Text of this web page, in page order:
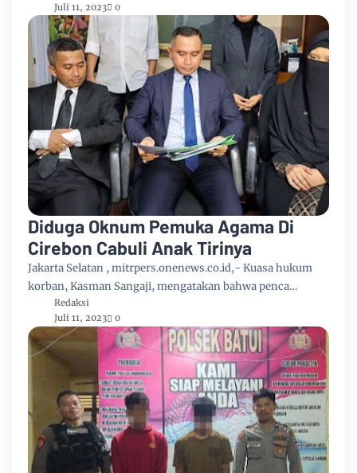
Juli 11, 2023
0
Diduga Oknum Pemuka Agama Di
Cirebon Cabuli Anak Tirinya
Jakarta Selatan , mitrpers.onenews.co.id,- Kuasa hukum
korban, Kasman Sangaji, mengatakan bahwa penca…
Redaksi
Juli 11, 2023
0